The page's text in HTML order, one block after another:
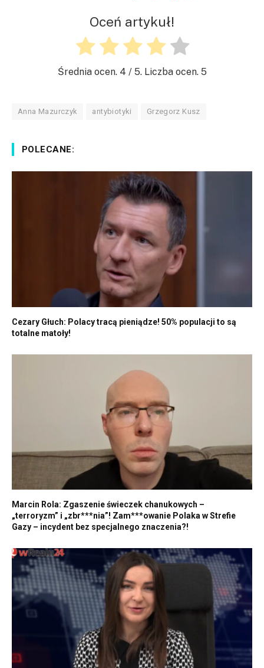
Oceń artykuł!
Średnia ocen. 4 / 5. Liczba ocen. 5
Anna Mazurczyk antybiotyki Grzegorz Kusz
POLECANE:
Cezary Głuch: Polacy tracą pieniądze! 50% populacji to są
totalne matoły!
Marcin Rola: Zgaszenie świeczek chanukowych –
„terroryzm” i „zbr***nia”! Zam***owanie Polaka w Strefie
Gazy – incydent bez specjalnego znaczenia?!